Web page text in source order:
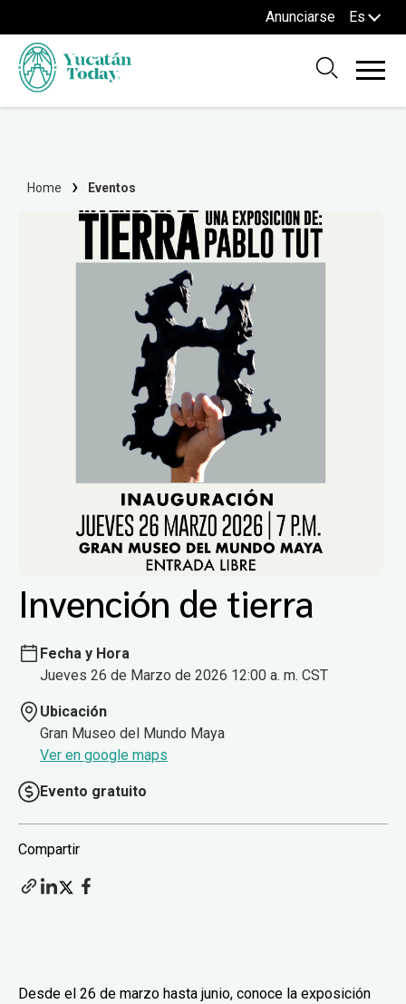
Anunciarse Es
Home Eventos
Invención de tierra
Fecha y Hora
Jueves 26 de Marzo de 2026 12:00 a. m. CST
Ubicación
Gran Museo del Mundo Maya
Ver en google maps
Evento gratuito
Compartir
Desde el 26 de marzo hasta junio, conoce la exposición